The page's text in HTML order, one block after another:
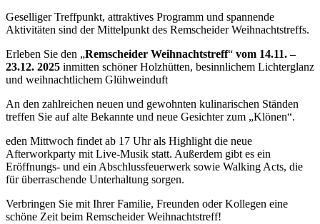
Geselliger Treffpunkt, attraktives Programm und spannende
Aktivitäten sind der Mittelpunkt des Remscheider Weihnachtstreffs.
Erleben Sie den „Remscheider Weihnachtstreff“ vom 14.11. –
23.12. 2025 inmitten schöner Holzhütten, besinnlichem Lichterglanz
und weihnachtlichem Glühweinduft
An den zahlreichen neuen und gewohnten kulinarischen Ständen
treffen Sie auf alte Bekannte und neue Gesichter zum „Klönen“.
eden Mittwoch findet ab 17 Uhr als Highlight die neue
Afterworkparty mit Live-Musik statt. Außerdem gibt es ein
Eröffnungs- und ein Abschlussfeuerwerk sowie Walking Acts, die
für überraschende Unterhaltung sorgen.
Verbringen Sie mit Ihrer Familie, Freunden oder Kollegen eine
schöne Zeit beim Remscheider Weihnachtstreff!